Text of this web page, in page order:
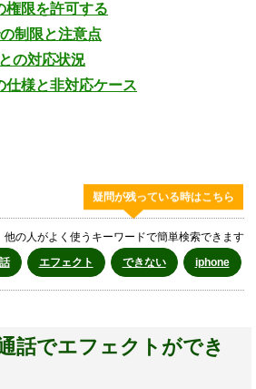
権限を許可する
制限と注意点
の対応状況
仕様と非対応ケース
疑問が残っている時はこちら
他の人がよく使うキーワードで簡単検索できます
エフェクト できない iphone
話でエフェクトができ